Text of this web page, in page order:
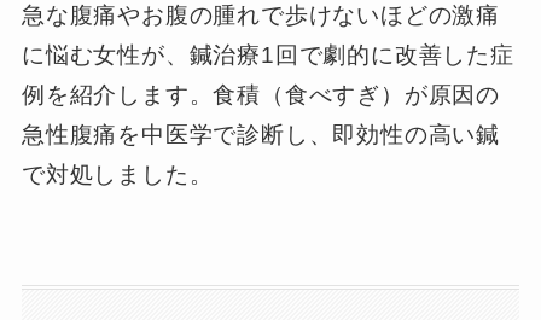
急な腹痛やお腹の腫れで歩けないほどの激痛
に悩む女性が、鍼治療1回で劇的に改善した症
例を紹介します。食積（食べすぎ）が原因の
急性腹痛を中医学で診断し、即効性の高い鍼
で対処しました。